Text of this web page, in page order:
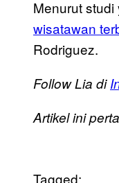
Menurut
wisatawan
Rodriguez.
Follow Lia di
Artikel ini
Tagged: